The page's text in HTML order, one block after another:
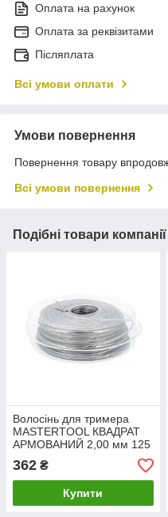
Оплата на рахунок
Оплата за реквізитами
Післяплата
Всі умови оплати
Умови повернення
Повернення товару
Всі умови повернення
Подібні товари компанії
Волосінь для тримера
MASTERTOOL КВАДРАТ
АРМОВАНИЙ 2,00 мм 125
м блістер 19-1311
362 ₴
Купити